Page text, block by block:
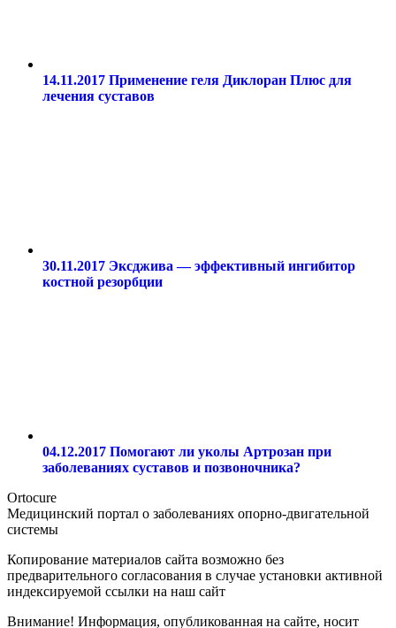
14.11.2017 Применение геля Диклоран Плюс для
лечения суставов
30.11.2017 Эксджива — эффективный ингибитор
костной резорбции
04.12.2017 Помогают ли уколы Артрозан при
заболеваниях суставов и позвоночника?
Ortocure
Медицинский портал о заболеваниях опорно-двигательной
системы
Копирование материалов сайта возможно без
предварительного согласования в случае установки активной
индексируемой ссылки на наш сайт
Внимание! Информация, опубликованная на сайте, носит